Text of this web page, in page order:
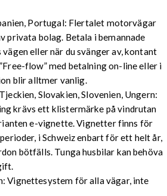
Portugal: Flertalet motorvägar
privata bolag. Betala i bemannade
eller när du svänger av, kontant
flow” med betalning on-line eller i
blir alltmer vanlig.
Slovakien, Slovenien, Ungern:
krävs ett klistermärke på vindrutan
e-vignette. Vignetter finns för
i Schweiz enbart för ett helt år,
bötfälls. Tunga husbilar kan behöva
Vignettesystem för alla vägar, inte